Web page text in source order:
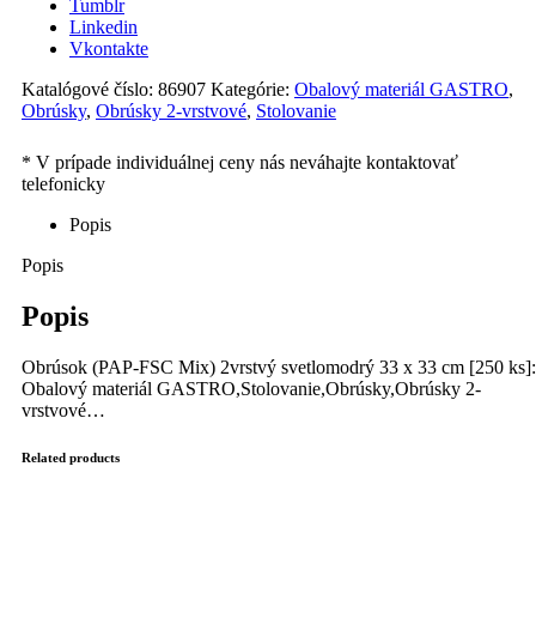
[250
Tumblr
Linkedin
Vkontakte
Katalógové číslo: 86907 Kategórie: Obalový materiál GASTRO,
Obrúsky, Obrúsky 2-vrstvové, Stolovanie
Popis
Popis
Popis
Obrúsok (PAP-FSC Mix) 2vrstvý svetlomodrý 33 x 33 cm [250 ks]:
Obalový materiál GASTRO,Stolovanie,Obrúsky,Obrúsky 2-
vrstvové…
Related products